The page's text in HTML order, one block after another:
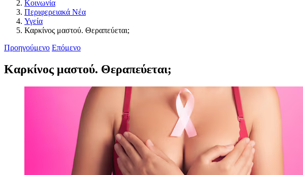
Κοινωνία
Περιφερειακά Νέα
Υγεία
Καρκίνος μαστού. Θεραπεύεται;
Προηγούμενο Επόμενο
Καρκίνος μαστού. Θεραπεύεται;